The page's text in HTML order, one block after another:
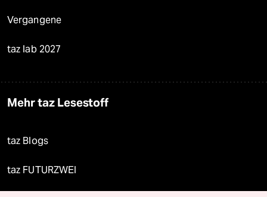
Vergangene
taz lab 2027
Mehr taz Lesestoff
taz Blogs
taz FUTURZWEI